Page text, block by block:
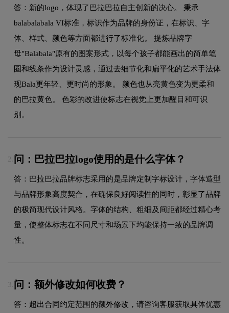
答：新的logo，体现了巴拉巴拉自主创新的决心。 秉承
balabalabala VI标准，标识作为品牌的身份证，在标识、字
体、样式、颜色等方面都进行了标准化。 提炼品牌字
母"Balabala"原有的图案形式，以每个孩子都能画出的简单笔
圈和线条作为设计灵感，通过去细节化和扁平化的艺术手法体
现Bala更年轻、更时尚的形象。 颜色也从亮黄色变为更柔和
的巴拉黄色。 色彩的改进使标志在视觉上更加醒目和可识
别。
2. 问：巴拉巴拉logo使用的是什么字体？
答：巴拉巴拉品牌标志采用的是品牌定制字标设计，字体造型
与品牌形象高度契合，在确保良好阅读性的同时，彰显了品牌
的极简现代设计风格。字体的结构、粗细及间距都经过精心考
量，使整体标志在不同尺寸和场景下均能保持一致的品牌调
性。
3. 问：额外修改如何收费？
答：超出合同约定范围的额外修改，请咨询客服获取具体优惠